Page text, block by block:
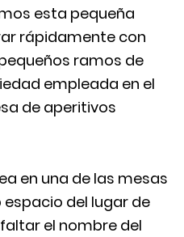
esta pequeña
rápidamente con
ramos de
empleada en el
de aperitivos
en una de las mesas
del lugar de
el nombre del